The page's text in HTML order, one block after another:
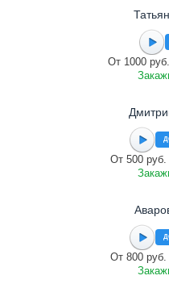
От 1000
От 500 руб.
От 800 руб.